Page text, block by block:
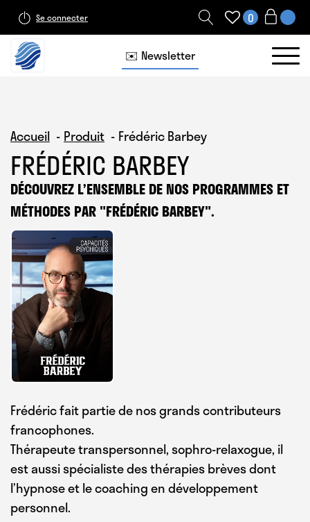
Se connecter 0
✉️ Newsletter
Accueil Produit Frédéric Barbey
FRÉDÉRIC BARBEY
DÉCOUVREZ L’ENSEMBLE DE NOS PROGRAMMES ET
MÉTHODES PAR "FRÉDÉRIC BARBEY".
Frédéric fait partie de nos grands contributeurs
francophones.
Thérapeute transpersonnel, sophro-relaxogue, il
est aussi spécialiste des thérapies brèves dont
l’hypnose et le coaching en développement
personnel.